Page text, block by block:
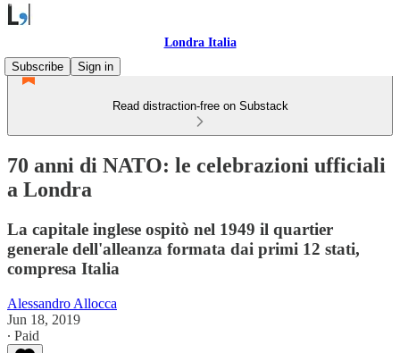
Londra Italia
Subscribe
Sign in
Read distraction-free on Substack
70 anni di NATO: le celebrazioni ufficiali
a Londra
La capitale inglese ospitò nel 1949 il quartier
generale dell'alleanza formata dai primi 12 stati,
compresa Italia
Alessandro Allocca
Jun 18, 2019
∙ Paid